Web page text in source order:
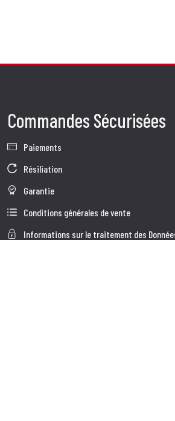
Commandes Sécurisées
Paiements
Résiliation
Garantie
Conditions générales de vente
Informations sur le traitement des